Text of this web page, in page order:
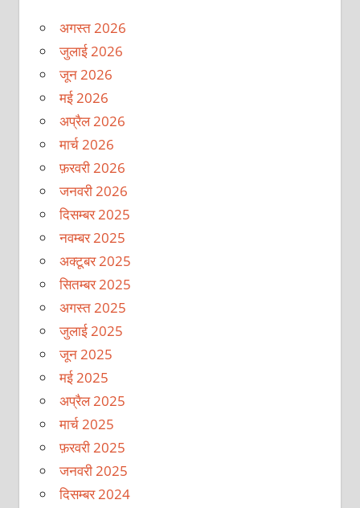
अगस्त 2026
जुलाई 2026
जून 2026
मई 2026
अप्रैल 2026
मार्च 2026
फ़रवरी 2026
जनवरी 2026
दिसम्बर 2025
नवम्बर 2025
अक्टूबर 2025
सितम्बर 2025
अगस्त 2025
जुलाई 2025
जून 2025
मई 2025
अप्रैल 2025
मार्च 2025
फ़रवरी 2025
जनवरी 2025
दिसम्बर 2024